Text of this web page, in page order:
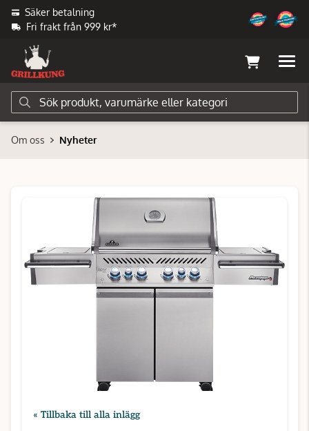
Säker betalning
Fri frakt från 999 kr*
Om oss Nyheter
« Tillbaka till alla inlägg